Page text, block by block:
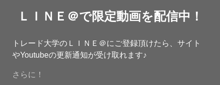
ＬＩＮＥ＠で限定動画を配信中！
トレード大学のＬＩＮＥ＠にご登録頂けたら、サイト
やYoutubeの更新通知が受け取れます♪
さらに！